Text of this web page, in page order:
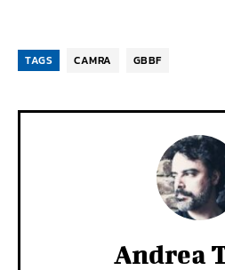
TAGS CAMRA GBBF
Andrea